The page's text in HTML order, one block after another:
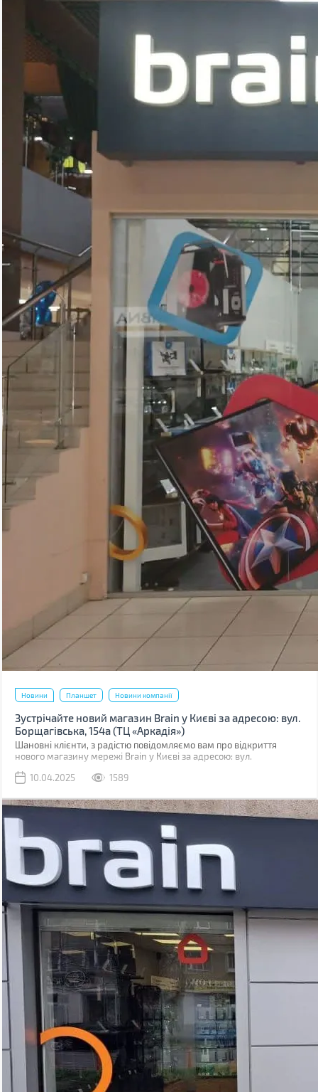
Новини Планшет Новини компанії
Зустрічайте новий магазин Brain у Києві за адресою: вул.
Борщагівська, 154а (ТЦ «Аркадія»)
Шановні клієнти, з радістю повідомляємо вам про відкриття
нового магазину мережі Brain у Києві за адресою: вул.
му поверсі.
10.04.2025 1589